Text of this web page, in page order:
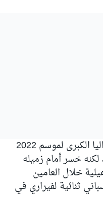
وكان لوكلير قد فاز بجائزة أستراليا الكبرى لموسم 2022
لكنه خسر أمام زميله
خلال العامين
ثنائية لفيراري في